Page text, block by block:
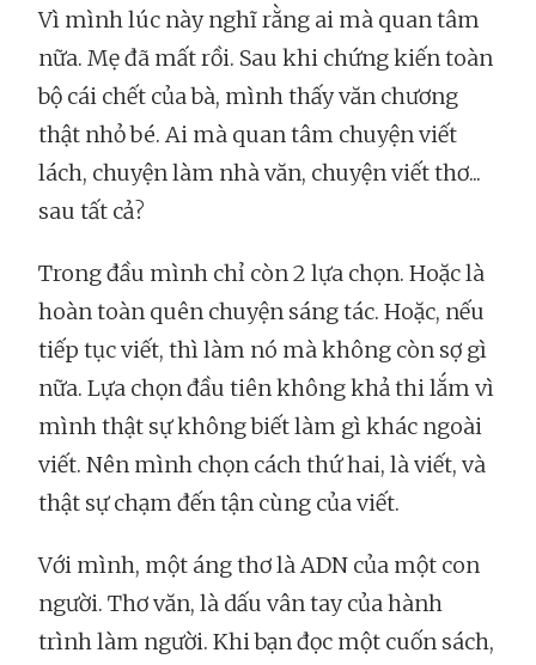
Vì mình lúc này nghĩ rằng ai mà quan tâm
nữa. Mẹ đã mất rồi. Sau khi chứng kiến toàn
bộ cái chết của bà, mình thấy văn chương
thật nhỏ bé. Ai mà quan tâm chuyện viết
lách, chuyện làm nhà văn, chuyện viết thơ...
sau tất cả?
Trong đầu mình chỉ còn 2 lựa chọn. Hoặc là
hoàn toàn quên chuyện sáng tác. Hoặc, nếu
tiếp tục viết, thì làm nó mà không còn sợ gì
nữa. Lựa chọn đầu tiên không khả thi lắm vì
mình thật sự không biết làm gì khác ngoài
viết. Nên mình chọn cách thứ hai, là viết, và
thật sự chạm đến tận cùng của viết.
Với mình, một áng thơ là ADN của một con
người. Thơ văn, là dấu vân tay của hành
trình làm người. Khi bạn đọc một cuốn sách,